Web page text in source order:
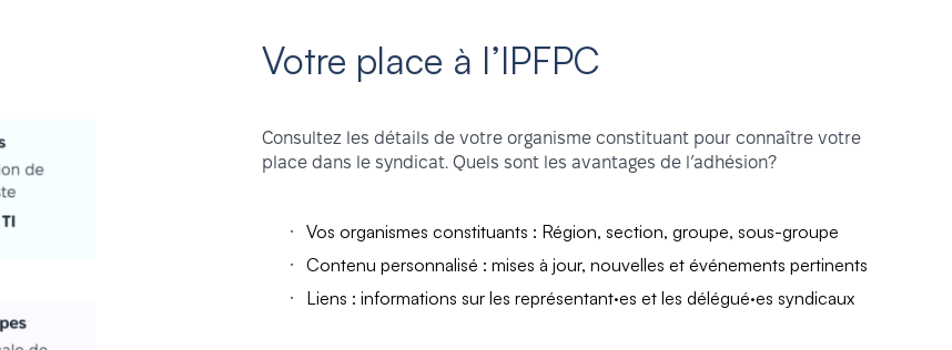
Votre place à l’IPFPC
Consultez les détails de votre organisme constituant pour connaître votre
place dans le syndicat. Quels sont les avantages de l’adhésion?
Vos organismes constituants : Région, section, groupe, sous-groupe
Contenu personnalisé : mises à jour, nouvelles et événements pertinents
Liens : informations sur les représentant·es et les délégué·es syndicaux